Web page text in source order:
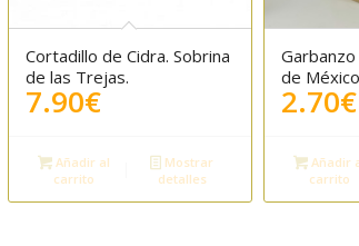
Cortadillo de Cidra. Sobrina
de las Trejas.
7.90€
Añadir al
carrito
Mostrar
detalles
de
2.70€
Añadir
carrito